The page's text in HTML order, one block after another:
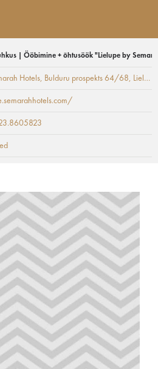
| Ööbimine + õhtusöök "Lielupe by
Hotels, Bulduru prospekts 64/68, Lielupe